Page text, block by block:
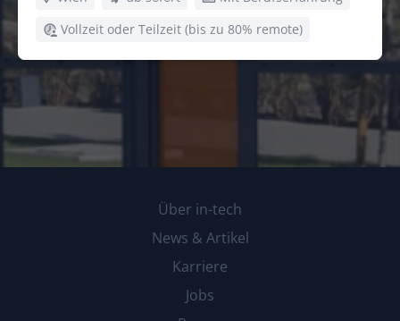
Vollzeit oder Teilzeit (bis zu 80% remote)
Über in-tech
News & Artikel
Karriere
Jobs